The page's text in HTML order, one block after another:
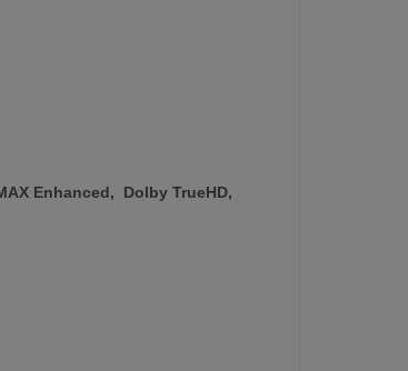
Enhanced, Dolby TrueHD,